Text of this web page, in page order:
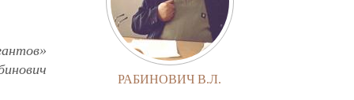
РАБИНОВИЧ В.Л.